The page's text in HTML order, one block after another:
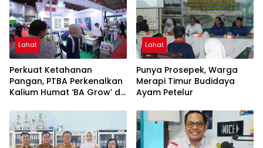
Lahat
Perkuat Ketahanan
Pangan, PTBA Perkenalkan
Kalium Humat ‘BA Grow’ di
Lahat
Punya Prosepek, Warga
Merapi Timur Budidaya
Ayam Petelur